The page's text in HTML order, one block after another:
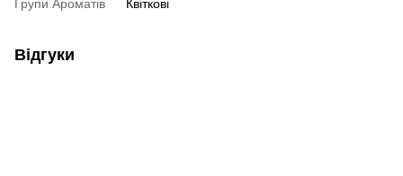
Групи Ароматів Квіткові
Відгуки